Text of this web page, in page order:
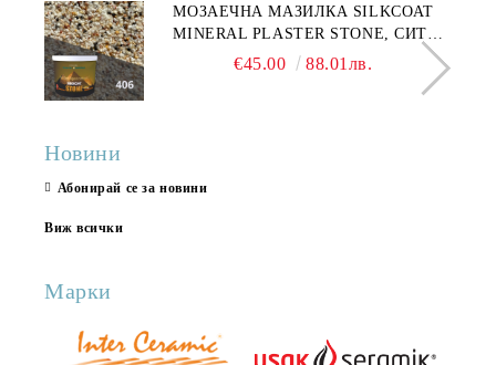
МОЗАЕЧНА МАЗИЛКА SILKCOAT
MINERAL PLASTER STONE, СИТЕН
КАМЪК 406 25КГ
€45.00 88.01лв.
Новини
Абонирай се за новини
Виж всички
Марки